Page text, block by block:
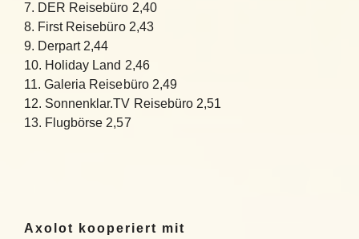
7. DER Reisebüro 2,40
8. First Reisebüro 2,43
9. Derpart 2,44
10. Holiday Land 2,46
11. Galeria Reisebüro 2,49
12. Sonnenklar.TV Reisebüro 2,51
13. Flugbörse 2,57
Axolot kooperiert mit